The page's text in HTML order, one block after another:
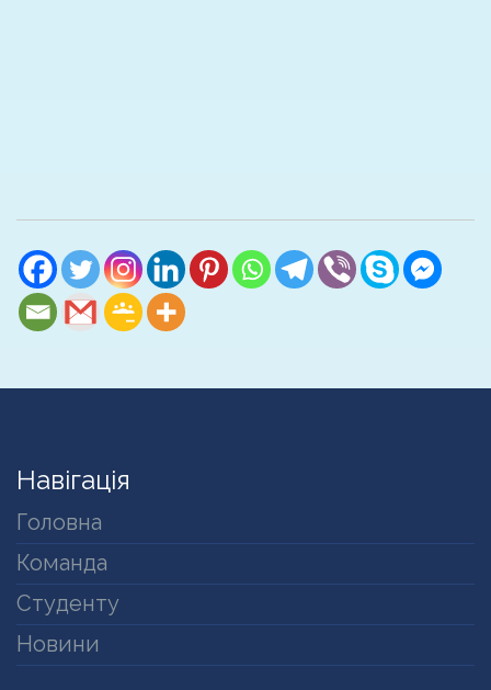
Навігація
Головна
Команда
Студенту
Новини